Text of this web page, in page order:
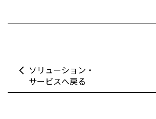
ソリューション・
サービスへ戻る